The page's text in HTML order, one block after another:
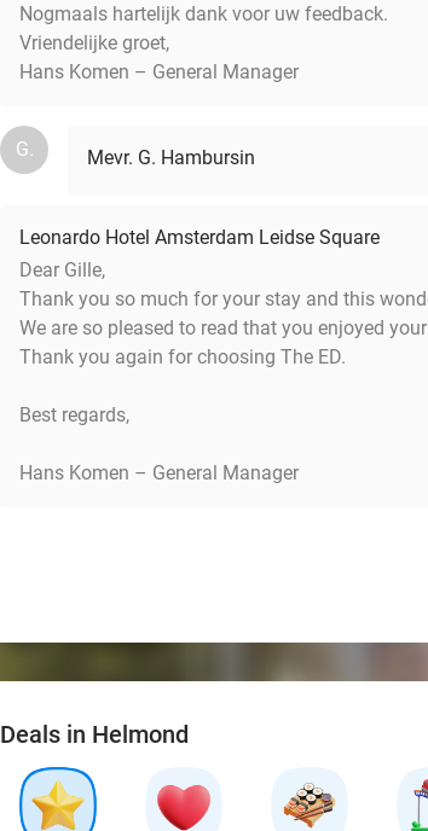
Nogmaals hartelijk dank voor uw feedback.
Vriendelijke groet,
Hans Komen – General Manager
G. Mevr. G. Hambursin
Leonardo Hotel Amsterdam Leidse Square
Dear Gille,
Thank you so much for your stay and this
We are so pleased to read that you enjoyed
Thank you again for choosing The ED.
Best regards,
Hans Komen – General Manager
Deals in Helmond